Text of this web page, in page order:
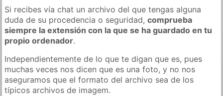
Si recibes vía chat un archivo del que tengas alguna
duda de su procedencia o seguridad,comprueba
siempre la extensión con la que se ha guardado en tu
propio ordenador.
Independientemente de lo que te digan que es, pues
muchas veces nos dicen que es una foto, y no nos
aseguramos que el formato del archivo sea de los
típicos archivos de imagem.